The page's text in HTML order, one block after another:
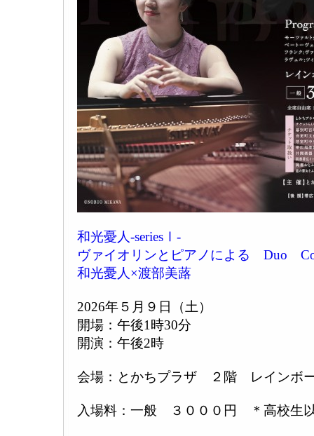
和光憂人‐seriesⅠ‐
ヴァイオリンとピアノによる Duo
和光憂人×渡部美蕗
2026年５月９日（土）
開場：午後1時30分
開演：午後2時
会場：とかちプラザ ２階 レインボ
入場料：一般 ３０００円 ＊高校生